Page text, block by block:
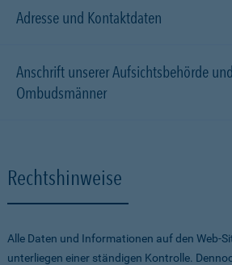
Adresse und Kontaktdaten
Anschrift unserer Aufsichtsbehörde
Ombudsmänner
Rechtshinweise
Alle Daten und Informationen auf den Web-
unterliegen einer ständigen Kontrolle.